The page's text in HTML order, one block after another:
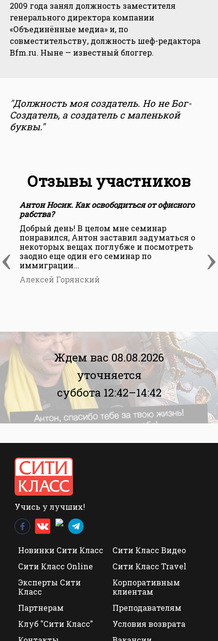
2009 года занял должность заместителя
генерального директора компании
«Объединённые медиа» и, по
совместительству, должность шеф-редактора
Bfm.ru. Ныне — известный блоггер.
"Должность моя создатель. Но не Бог-
Создатель, а создатель с маленькой
буквы."
Отзывы участников
‹ ›
Антон Носик. Как освободиться от офисного
рабства?
Добрый день! В целом мне семинар
понравился, Антон заставил задуматься о
некоторых вещах поглубже и посмотреть
заодно еще один его семинар по
иммиграции...
Алексей Горянский
Ждем вас 08.08.2026
уточняется
суббота 12:42–14:42
Учись у лучших!
Новинки Сити Класс
Сити Класс Видео
Сити Класс Online
Сити Класс Travel
Эксперты Сити
Класс
Корпоративным
клиентам
Партнерам
Преподавателям
Клуб "Сити Класс"
Условия возврата